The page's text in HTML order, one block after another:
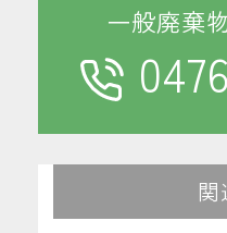
た、処理時に発
分解を厳しく管
に発生する熱エ
現しています。
一般廃棄